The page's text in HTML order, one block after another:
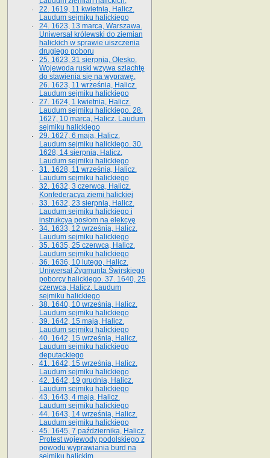
22. 1619, 11 kwietnia, Halicz.
Laudum sejmiku halickiego
24. 1623, 13 marca, Warszawa.
Uniwersał królewski do ziemian
halickich w sprawie uiszczenia
drugiego poboru
25. 1623, 31 sierpnia, Olesko.
Wojewoda ruski wzywa szlachtę
do stawienia się na wyprawę.
26. 1623, 11 września, Halicz.
Laudum sejmiku halickiego
27. 1624, 1 kwietnia, Halicz.
Laudum sejmiku halickiego. 28.
1627, 10 marca, Halicz. Laudum
sejmiku halickiego
29. 1627, 6 maja, Halicz.
Laudum sejmiku halickiego. 30.
1628, 14 sierpnia, Halicz.
Laudum sejmiku halickiego
31. 1628, 11 września, Halicz.
Laudum sejmiku halickiego
32. 1632, 3 czerwca, Halicz.
Konfederacya ziemi halickiej
33. 1632, 23 sierpnia, Halicz.
Laudum sejmiku halickiego i
instrukcya posłom na elekcyę
34. 1633, 12 września, Halicz.
Laudum sejmiku halickiego
35. 1635, 25 czerwca, Halicz.
Laudum sejmiku halickiego
36. 1636, 10 lutego, Halicz.
Uniwersał Zygmunta Świrskiego
poborcy halickiego. 37. 1640, 25
czerwca, Halicz. Laudum
sejmiku halickiego
38. 1640, 10 września, Halicz.
Laudum sejmiku halickiego
39. 1642, 15 maja, Halicz.
Laudum sejmiku halickiego
40. 1642, 15 września, Halicz.
Laudum sejmiku halickiego
deputackiego
41. 1642, 15 września, Halicz.
Laudum sejmiku halickiego
42. 1642, 19 grudnia, Halicz.
Laudum sejmiku halickiego
43. 1643, 4 maja, Halicz.
Laudum sejmiku halickiego
44. 1643, 14 września, Halicz.
Laudum sejmiku halickiego
45. 1645, 7 października, Halicz.
Protest wojewody podolskiego z
powodu wyprawiania burd na
sejmiku halickim